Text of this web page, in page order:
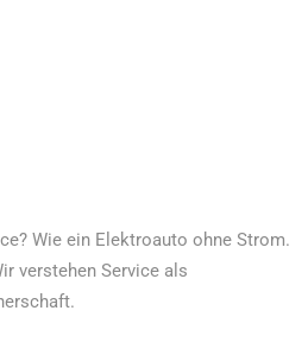
Wie ein Elektroauto ohne Strom.
verstehen Service als